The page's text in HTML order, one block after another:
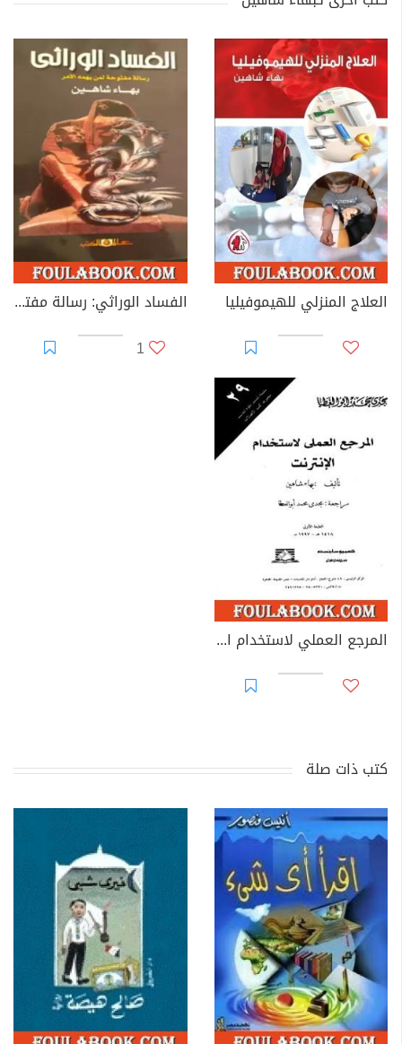
العلاج المنزلي للهيموفيليا
الفساد الوراثي: رسالة مفتوحة لمن يهمه الأمر
1
المرجع العملي لاستخدام الانترنت
كتب ذات صلة